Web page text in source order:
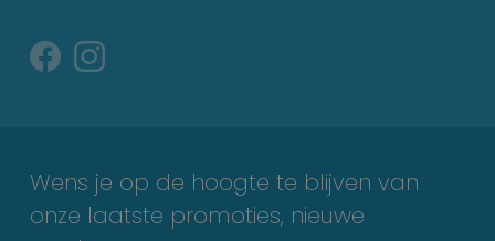
Wens je op de hoogte te blijven van
onze laatste promoties, nieuwe